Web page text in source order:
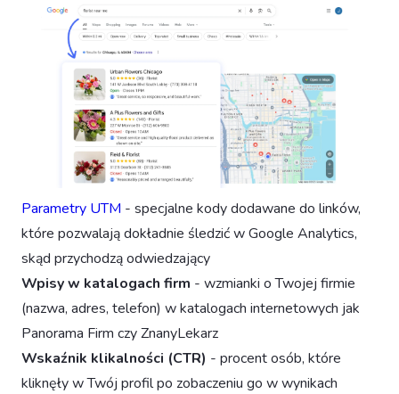
Parametry UTM - specjalne kody dodawane do linków,
które pozwalają dokładnie śledzić w Google Analytics,
skąd przychodzą odwiedzający
Wpisy w katalogach firm - wzmianki o Twojej firmie
(nazwa, adres, telefon) w katalogach internetowych jak
Panorama Firm czy ZnanyLekarz
Wskaźnik klikalności (CTR) - procent osób, które
kliknęły w Twój profil po zobaczeniu go w wynikach